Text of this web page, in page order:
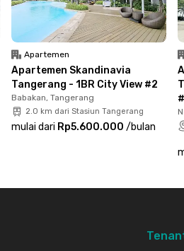
Apartemen
Apartemen Skandinavia
Tangerang - 1BR City View #2
Babakan, Tangerang
2.0 km dari Stasiun Tangerang
mulai dari Rp5.600.000 /bulan